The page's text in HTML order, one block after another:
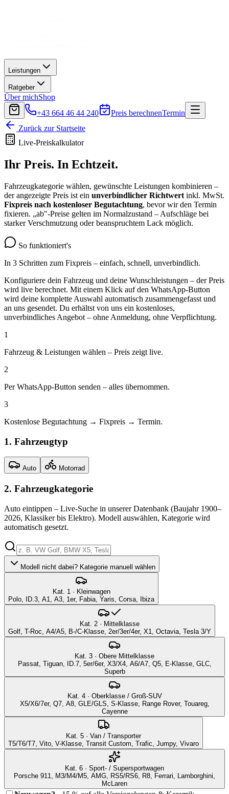
Leistungen
Ratgeber
Über michShop
+43 664 46 44 240
Preis berechnenTermin
Zurück zur Startseite
Live-Preiskalkulator
Ihr Preis. In Echtzeit.
Fahrzeugkategorie wählen, gewünschte Leistungen kombinieren –
der angezeigte Preis ist ein unverbindlicher Richtwert inkl. MwSt.
Fixpreis nach kostenloser Begutachtung, bevor wir den Termin
fixieren. „ab"-Preise gelten im Normalzustand – Aufschläge bei
starker Verschmutzung oder beanspruchtem Lack möglich.
So funktioniert's
In 3 Schritten zum Fixpreis – einfach, schnell, unverbindlich.
Konfiguriere dein Fahrzeug und deine Wunschleistungen – der Preis
wird live berechnet. Mit einem Klick auf den WhatsApp-Button
wird deine komplette Auswahl automatisch zusammengefasst und
an uns gesendet. Du erhältst von uns ein kostenloses,
unverbindliches Angebot – ohne Anmeldung, ohne Verpflichtung.
1
Fahrzeug & Leistungen wählen – Preis zeigt live.
2
Per WhatsApp-Button senden – alles übernommen.
3
Kostenlose Begutachtung → Fixpreis → Termin.
1. Fahrzeugtyp
Auto Motorrad
2. Fahrzeugkategorie
Auto eintippen – Live-Suche in unserer Datenbank (Baujahr 1900–
2026, Klassiker bis Elektro). Modell auswählen, Kategorie wird
automatisch gesetzt.
Modell nicht dabei? Kategorie manuell wählen
Kat. 1 · Kleinwagen
Polo, ID.3, A1, A3, 1er, Fabia, Yaris, Corsa, Ibiza
Kat. 2 · Mittelklasse
Golf, T-Roc, A4/A5, B-/C-Klasse, 2er/3er/4er, X1, Octavia, Tesla 3/Y
Kat. 3 · Obere Mittelklasse
Passat, Tiguan, ID.7, 5er/6er, X3/X4, A6/A7, Q5, E-Klasse, GLC,
Superb
Kat. 4 · Oberklasse / Groß-SUV
X5/X6/7er, Q7, A8, GLE/GLS, S-Klasse, Range Rover, Touareg,
Cayenne
Kat. 5 · Van / Transporter
T5/T6/T7, Vito, V-Klasse, Transit Custom, Trafic, Jumpy, Vivaro
Kat. 6 · Sport- / Supersportwagen
Porsche 911, M3/M4/M5, AMG, RS5/RS6, R8, Ferrari, Lamborghini,
McLaren